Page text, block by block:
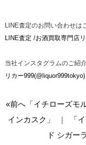
LINE査定のお問い合わせ
LINE査定 /お酒買取専門店
当社インスタグラムのご紹
リカー
«前へ「イチローズモ
インカスク」
「
ド シガー